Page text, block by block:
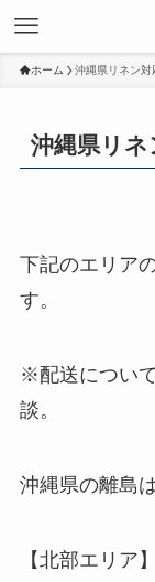
ホーム 沖縄県リネン対
沖縄県リ
下記のエリア
す。
※配送につい
談。
沖縄県の離島
【北部エリア】